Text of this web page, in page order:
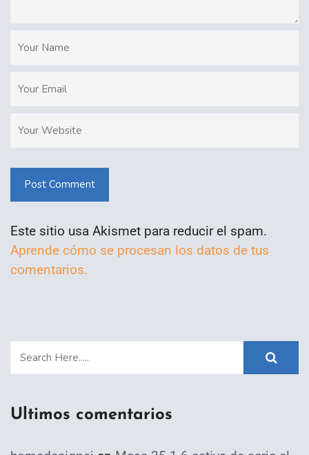
Post Comment
Este sitio usa Akismet para reducir el spam.
Aprende cómo se procesan los datos de tus
comentarios.
Ultimos comentarios